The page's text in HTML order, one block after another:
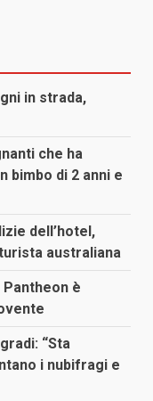
in strada,
che ha
bimbo di 2 anni e
dell’hotel,
australiana
Pantheon è
“Sta
i nubifragi e